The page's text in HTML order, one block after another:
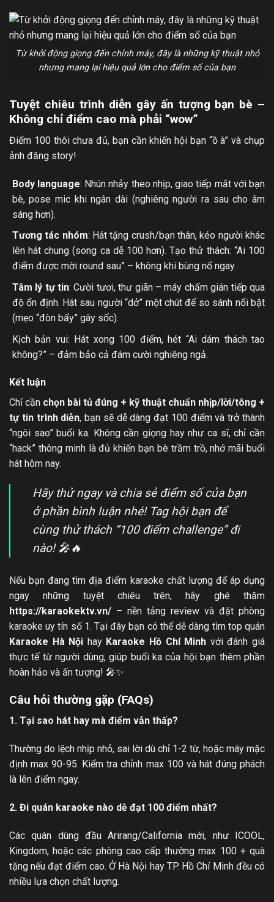
Từ khởi động giọng đến chỉnh máy, đây là những kỹ thuật nhỏ
nhưng mang lại hiệu quả lớn cho điểm số của bạn
Tuyệt chiêu trình diễn gây ấn tượng bạn bè –
Không chỉ điểm cao mà phải “wow”
Điểm 100 thôi chưa đủ, bạn cần khiến hội bạn “ồ à” và chụp
ảnh đăng story!
Body language: Nhún nhảy theo nhịp, giao tiếp mắt với bạn
bè, pose mic khi ngân dài (nghiêng người ra sau cho âm
sáng hơn).
Tương tác nhóm: Hát tặng crush/bạn thân, kéo người khác
lên hát chung (song ca dễ 100 hơn). Tạo thử thách: “Ai 100
điểm được mời round sau” – không khí bùng nổ ngay.
Tâm lý tự tin: Cười tươi, thư giãn – máy chấm gián tiếp qua
độ ổn định. Hát sau người “dở” một chút để so sánh nổi bật
(mẹo “đòn bẩy” gây sốc).
Kịch bản vui: Hát xong 100 điểm, hét “Ai dám thách tao
không?” – đảm bảo cả đám cười nghiêng ngả.
Kết luận
Chỉ cần chọn bài tủ đúng + kỹ thuật chuẩn nhịp/lời/tông +
tự tin trình diễn, bạn sẽ dễ dàng đạt 100 điểm và trở thành
“ngôi sao” buổi ka. Không cần giọng hay như ca sĩ, chỉ cần
“hack” thông minh là đủ khiến bạn bè trầm trồ, nhớ mãi buổi
hát hôm nay.
Hãy thử ngay và chia sẻ điểm số của bạn
ở phần bình luận nhé! Tag hội bạn để
cùng thử thách “100 điểm challenge” đi
nào! 🎤🔥
Nếu bạn đang tìm địa điểm karaoke chất lượng để áp dụng
ngay những tuyệt chiêu trên, hãy ghé thăm
https://karaokektv.vn/ – nền tảng review và đặt phòng
karaoke uy tín số 1. Tại đây bạn có thể dễ dàng tìm top quán
Karaoke Hà Nội hay Karaoke Hồ Chí Minh với đánh giá
thực tế từ người dùng, giúp buổi ka của hội bạn thêm phần
hoàn hảo và ấn tượng! 🎤✨
Câu hỏi thường gặp (FAQs)
1. Tại sao hát hay mà điểm vẫn thấp?
Thường do lệch nhịp nhỏ, sai lời dù chỉ 1-2 từ, hoặc máy mặc
định max 90-95. Kiểm tra chỉnh max 100 và hát đúng phách
là lên điểm ngay.
2. Đi quán karaoke nào dễ đạt 100 điểm nhất?
Các quán dùng đầu Arirang/California mới, như ICOOL,
Kingdom, hoặc các phòng cao cấp thường max 100 + quà
tặng nếu đạt điểm cao. Ở Hà Nội hay TP. Hồ Chí Minh đều có
nhiều lựa chọn chất lượng.